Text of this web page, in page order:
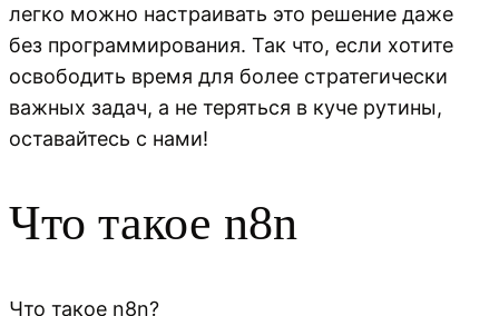
легко можно настраивать это решение даже
без программирования. Так что, если хотите
освободить время для более стратегически
важных задач, а не теряться в куче рутины,
оставайтесь с нами!
Что такое n8n
Что такое n8n?